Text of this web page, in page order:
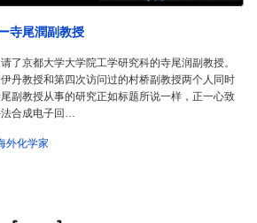
寺尾潤副教授
了京都大学大学院工学研究科的寺尾润副教授。
丹教授和第四次访问过的村桥副教授两个人同时
副教授从事的研究正如标题所说一样，正一心致
法合成电子回…
外化学家